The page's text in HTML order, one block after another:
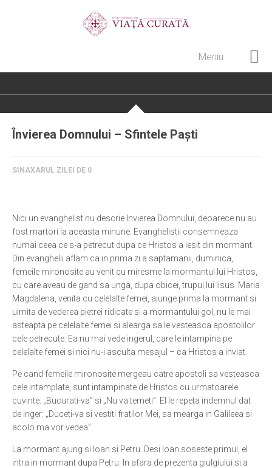
Meniu
Pateric Atonit
Cenaclu creștin
Rânduieli liturgice
Predici și cateheze
Pelerinaje
Ortodox în diaspora
Evenimente
Biserici și mănăstiri
Viață curată
Nevoințe contemporane
Familia de azi
Casa curată
Gadgeturi cu două tăișuri
Învierea Domnului – Sfintele Paști
SINAXARUL ZILEI DE 0
Nici un evanghelist nu descrie Invierea Domnului, deoarece nu au
fost martori la aceasta minune. Evanghelistii consemneaza
numai ceea ce s-a petrecut dupa ce Hristos a iesit din mormant.
Din evanghelii aflam ca in prima zi a saptamanii, duminica,
femeile mironosite au venit cu miresme la mormantul lui Hristos,
cu care aveau de gand sa unga, dupa obicei, trupul lui Iisus. Maria
Magdalena, venita cu celelalte femei, ajunge prima la mormant si
uimita de vederea pietrei ridicate si a mormantului gol, nu le mai
asteapta pe celelalte femei si alearga sa le vesteasca apostolilor
cele petrecute. Ea nu mai vede ingerul, care le intampina pe
celelalte femei si nici nu-i asculta mesajul – ca Hristos a inviat.
Pe cand femeile mironosite mergeau catre apostoli sa vesteasca
cele intamplate, sunt intampinate de Hristos cu urmatoarele
cuvinte: „Bucurati-va” si „Nu va temeti”. El le repeta indemnul dat
de inger: „Duceti-va si vestiti fratilor Mei, sa mearga in Galileea si
acolo ma vor vedea”.
La mormant ajung si Ioan si Petru. Desi Ioan soseste primul, el
intra in mormant dupa Petru. In afara de prezenta giulgiului si a